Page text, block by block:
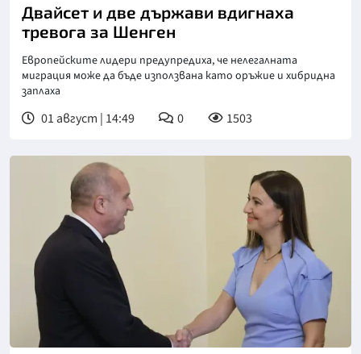
Двайсет и две държави вдигнаха
тревога за Шенген
Европейските лидери предупредиха, че нелегалната
миграция може да бъде използвана като оръжие и хибридна
заплаха
01 август | 14:49 0 1503